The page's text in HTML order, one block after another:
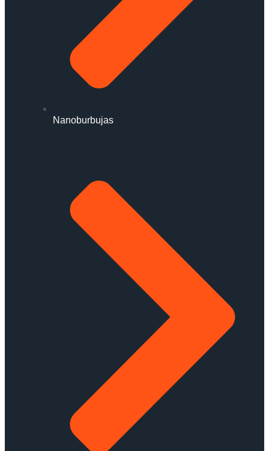
Nanoburbujas